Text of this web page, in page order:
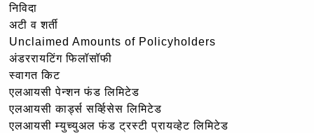
निविदा
अटी व शर्ती
Unclaimed Amounts of Policyholders
अंडररायटिंग फिलॉसॉफी
स्वागत किट
एलआयसी पेन्शन फंड लिमिटेड
एलआयसी कार्ड्स सर्व्हिसेस लिमिटेड
एलआयसी म्युच्युअल फंड ट्रस्टी प्रायव्हेट लिमिटेड